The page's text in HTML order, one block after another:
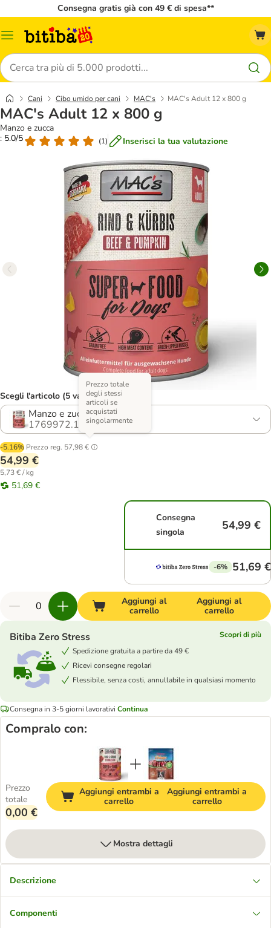
Consegna gratis già con 49 € di spesa**
Overview
Cerca
Cani Cibo umido per cani MAC's MAC's Adult 12 x 800 g
MAC's Adult 12 x 800 g
Manzo e zucca
: 5.0/5
(1) Inserisci la tua valutazione
Scegli l'articolo (5 varianti)
Manzo e zucca
1769972.1
-5.16% Prezzo reg. 57,98 €
Prezzo totale
degli stessi
articoli se
acquistati
singolarmente
54,99 €
5,73 € / kg
51,69 €
Consegna
singola
54,99 €
-6% 51,69 €
Aggiungi al
carrello
Aggiungi al
carrello
Bitiba Zero Stress
Scopri di più
Spedizione gratuita a partire da 49 €
Ricevi consegne regolari
Flessibile, senza costi, annullabile in qualsiasi momento
Consegna in 3-5 giorni lavorativi Continua
Compralo con:
Prezzo
totale
0,00 €
Aggiungi entrambi a
carrello
Aggiungi entrambi a
carrello
Mostra dettagli
Descrizione
Componenti